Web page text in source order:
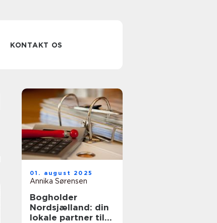
KONTAKT OS
01. august 2025
Annika Sørensen
Bogholder
Nordsjælland: din
lokale partner til